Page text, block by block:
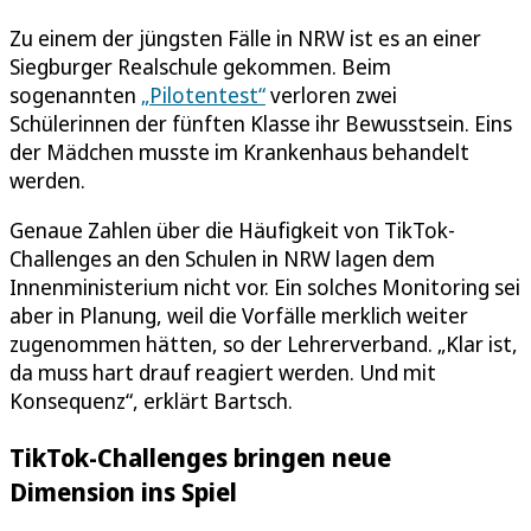
Zu einem der jüngsten Fälle in NRW ist es an einer
Siegburger Realschule gekommen. Beim
sogenannten „Pilotentest“verloren zwei
Schülerinnen der fünften Klasse ihr Bewusstsein. Eins
der Mädchen musste im Krankenhaus behandelt
werden.
Genaue Zahlen über die Häufigkeit von TikTok-
Challenges an den Schulen in NRW lagen dem
Innenministerium nicht vor. Ein solches Monitoring sei
aber in Planung, weil die Vorfälle merklich weiter
zugenommen hätten, so der Lehrerverband. „Klar ist,
da muss hart drauf reagiert werden. Und mit
Konsequenz“, erklärt Bartsch.
TikTok-Challenges bringen neue
Dimension ins Spiel